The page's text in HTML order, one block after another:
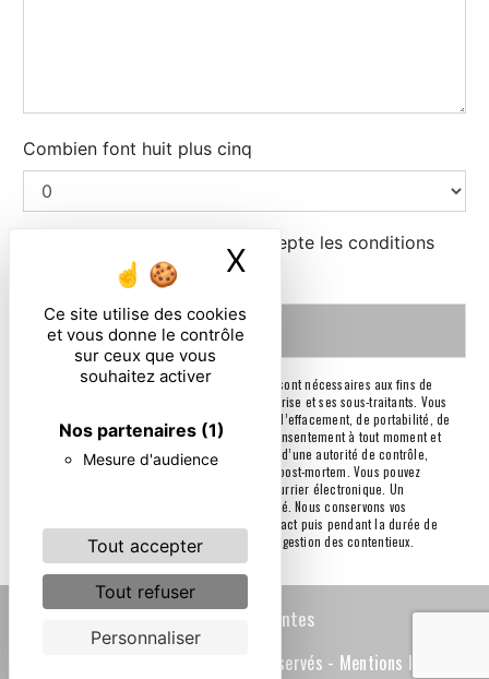
Ce site utilise des cookies
et vous donne le contrôle
sur ceux que vous
souhaitez activer
Nos partenaires (1)
Mesure d'audience
Tout accepter
Tout refuser
Personnaliser
X Masquer le
Combien font huit plus cinq
En cochant cette case, j'accepte les conditions
particulières ci-dessous **
Envoyer
** Les données personnelles communiquées sont nécessaires aux fins de
vous contacter. Elles sont destinées à l'entreprise et ses sous-traitants. Vous
disposez de droits d’accès, de rectification, d’effacement, de portabilité, de
limitation, d’opposition, de retrait de votre consentement à tout moment et
du droit d’introduire une réclamation auprès d’une autorité de contrôle,
ainsi que d’organiser le sort de vos données post-mortem. Vous pouvez
exercer ces droits par voie postale ou par courrier électronique. Un
justificatif d'identité pourra vous être demandé. Nous conservons vos
données pendant la période de prise de contact puis pendant la durée de
prescription légale aux fins probatoires et de gestion des contentieux.
Recherches fréquentes
- 2026 - Tous droits réservés - Mentions légales